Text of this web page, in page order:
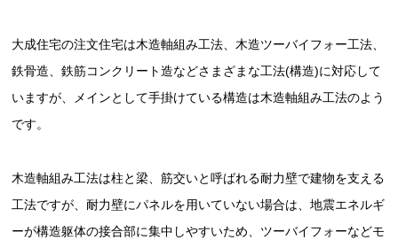
大成住宅の注文住宅は木造軸組み工法、木造ツーバイフォー工法、
鉄骨造、鉄筋コンクリート造などさまざまな工法(構造)に対応して
いますが、メインとして手掛けている構造は木造軸組み工法のよう
です。
木造軸組み工法は柱と梁、筋交いと呼ばれる耐力壁で建物を支える
工法ですが、耐力壁にパネルを用いていない場合は、地震エネルギ
ーが構造躯体の接合部に集中しやすいため、ツーバイフォーなどモ